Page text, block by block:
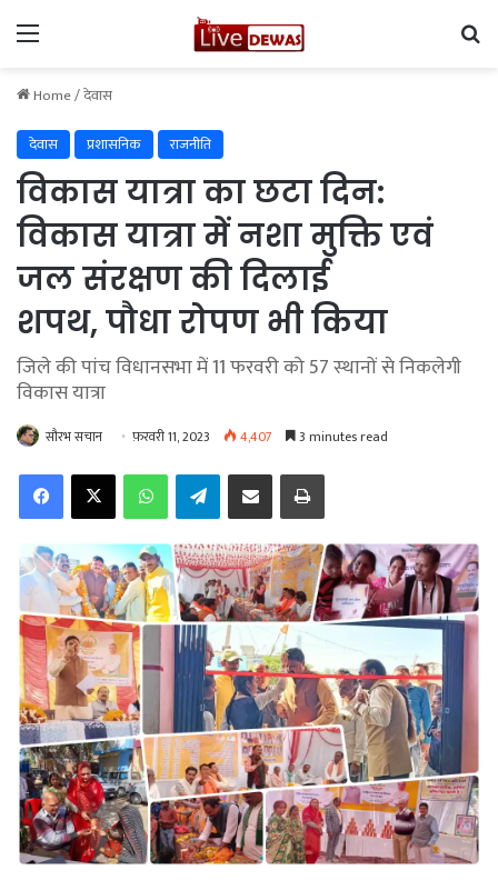
Home/देवास
देवास
प्रशासनिक राजनीति
विकास यात्रा का छटा दिन:
विकास यात्रा में नशा मुक्ति एवं
जल संरक्षण की दिलाई
शपथ, पौधा रोपण भी किया
जिले की पांच विधानसभा में 11 फरवरी को 57 स्‍थानों से निकलेगी
विकास यात्रा
सौरभ सचान फ़रवरी 11, 2023 4,407 3 minutes read
Telegram